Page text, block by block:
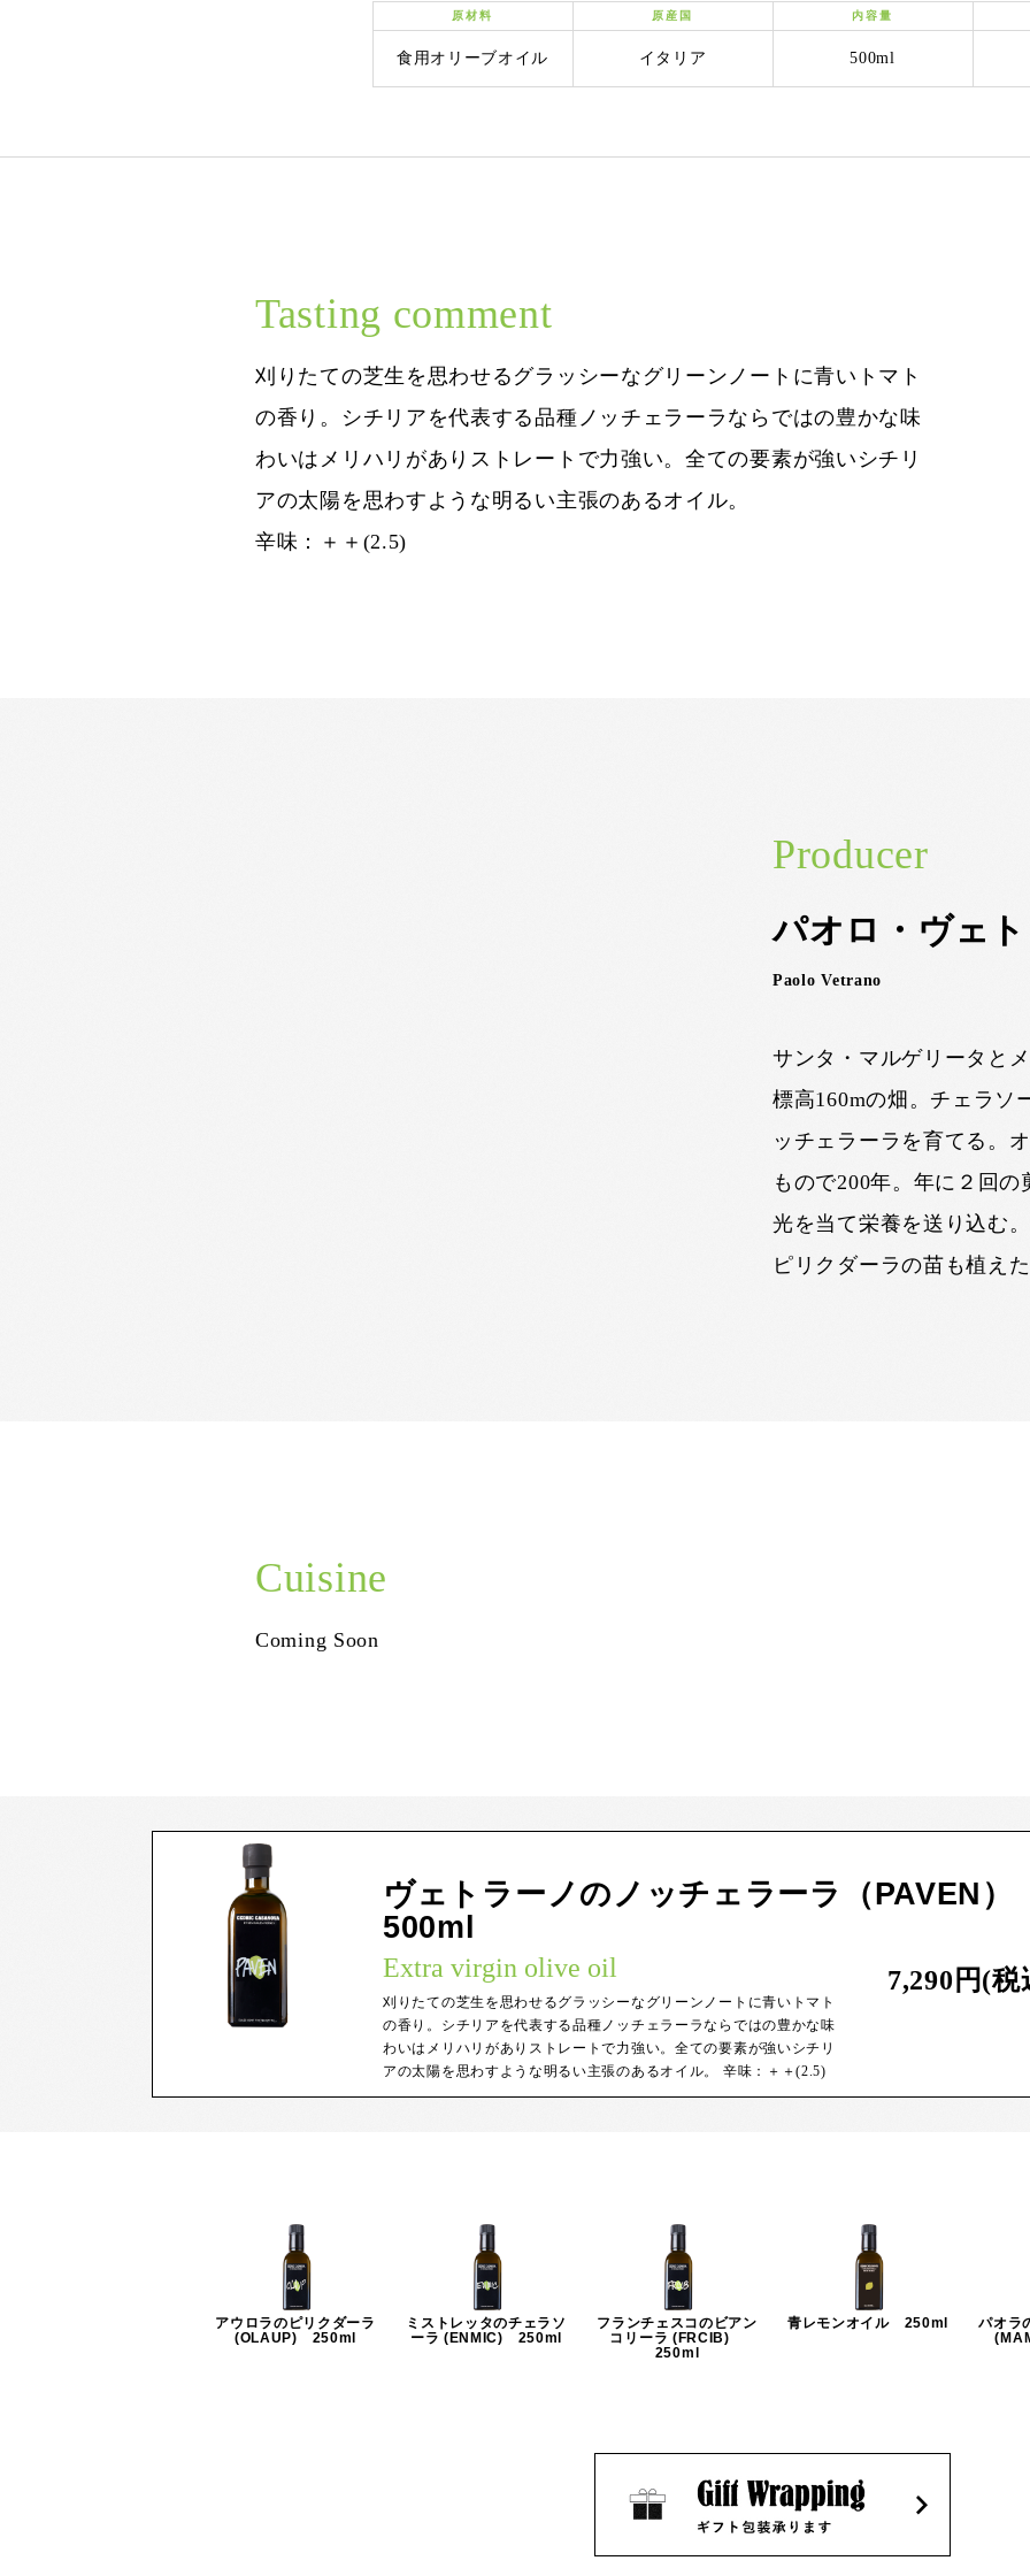
原材料
食用オリーブオイル
原産国
イタリア
内容量
500ml
Tasting comment
刈りたての芝生を思わせるグラッシーなグリーンノートに青いトマト
の香り。シチリアを代表する品種ノッチェラーラならではの豊かな味
わいはメリハリがありストレートで力強い。全ての要素が強いシチリ
アの太陽を思わすような明るい主張のあるオイル。
辛味：＋＋(2.5)
Producer
パオロ・ヴェ
Paolo Vetrano
サンタ・マルゲリータと
標高160mの畑。チェラソ
ッチェラーラを育てる。
もので200年。年に２回
光を当て栄養を送り込む
ピリクダーラの苗も植え
Cuisine
Coming Soon
ヴェトラーノのノッチェラーラ（PAVEN）
500ml
Extra virgin olive oil
刈りたての芝生を思わせるグラッシーなグリーンノートに青いトマト
の香り。シチリアを代表する品種ノッチェラーラならではの豊かな味
わいはメリハリがありストレートで力強い。全ての要素が強いシチリ
アの太陽を思わすような明るい主張のあるオイル。 辛味：＋＋(2.5)
7,290円(税
アウロラのピリクダーラ
(OLAUP) 250ml
ミストレッタのチェラソ
ーラ (ENMIC) 250ml
フランチェスコのビアン
コリーラ (FRCIB)
250ml
青レモンオイル 250ml
パオラ